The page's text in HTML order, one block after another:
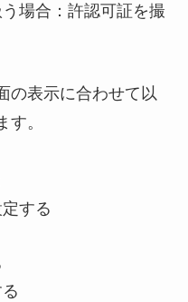
場合：許認可証を撮
の表示に合わせて以
。
する